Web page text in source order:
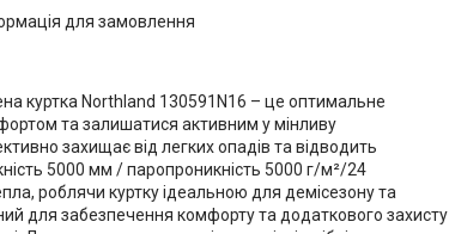
для замовлення
куртка Northland 130591N16 – це оптимальне
та залишатися активним у мінливу
захищає від легких опадів та відводить
5000 мм / паропроникність 5000 г/м²/24
роблячи куртку ідеальною для демісезону та
для забезпечення комфорту та додаткового захисту